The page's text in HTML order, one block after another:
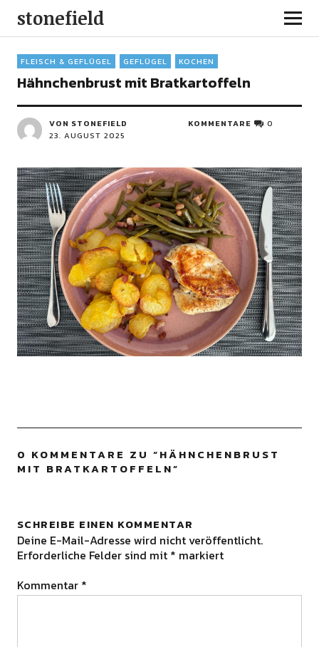
stonefield
FLEISCH & GEFLÜGEL GEFLÜGEL KOCHEN
Hähnchenbrust mit Bratkartoffeln
VON STONEFIELD
23. AUGUST 2025
KOMMENTARE 0
0 KOMMENTARE ZU “HÄHNCHENBRUST
MIT BRATKARTOFFELN”
SCHREIBE EINEN KOMMENTAR
Deine E-Mail-Adresse wird nicht veröffentlicht.
Erforderliche Felder sind mit * markiert
Kommentar *